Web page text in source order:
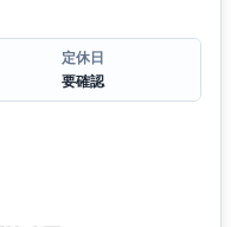
定休日
要確認